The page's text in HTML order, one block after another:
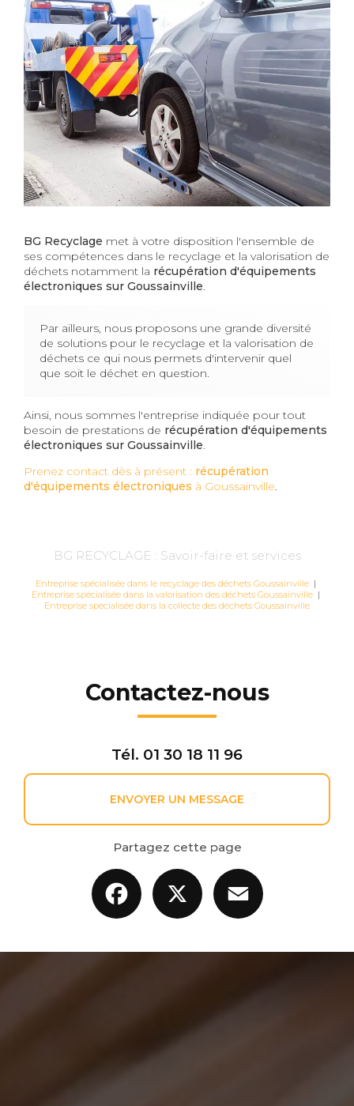
BG Recyclage met à votre disposition l'ensemble de
ses compétences dans le recyclage et la valorisation de
déchets notamment la récupération d'équipements
électroniques sur Goussainville
Par ailleurs, nous proposons une grande diversité
de solutions pour le recyclage et la valorisation de
déchets ce qui nous permets d'intervenir quel
que soit le déchet en question.
Ainsi, nous sommes l'entreprise indiquée pour tout
besoin de prestations de récupération d'équipements
électroniques sur Goussainville
Prenez contact dès à présent : récupération
d'équipements électroniques à Goussainville
BG RECYCLAGE : Savoir-faire et services
Entreprise spécialisée dans le recyclage des déchets Goussainville |
Entreprise spécialisée dans la valorisation des déchets Goussainville |
Entreprise spécialisée dans la collecte des déchets Goussainville
Contactez-nous
Tél. 01 30 18 11 96
ENVOYER UN MESSAGE
Partagez cette page
Facebook